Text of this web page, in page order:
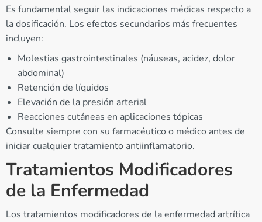
Es fundamental seguir las indicaciones médicas respecto a
la dosificación. Los efectos secundarios más frecuentes
incluyen:
Molestias gastrointestinales (náuseas, acidez, dolor
abdominal)
Retención de líquidos
Elevación de la presión arterial
Reacciones cutáneas en aplicaciones tópicas
Consulte siempre con su farmacéutico o médico antes de
iniciar cualquier tratamiento antiinflamatorio.
Tratamientos Modificadores
de la Enfermedad
Los tratamientos modificadores de la enfermedad artrítica